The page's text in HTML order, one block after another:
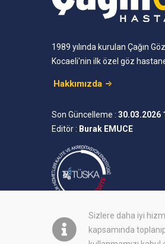
Sizlere daha iyi
kapsamında
1989 yılında kurulan Çağın
Kocaeli'nin ilk özel göz
Hakkımızda
Son Güncelleme : 30.03.2026
Editör : Burak EMUCE